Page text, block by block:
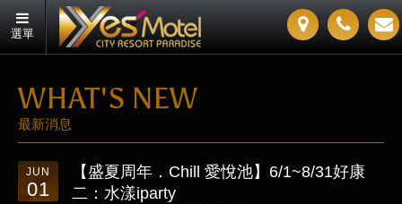
選單
WHAT'S NEW
最新消息
JUN
01
【盛夏周年．Chill 愛悅池】6/1~8/31好康
二：水漾iparty